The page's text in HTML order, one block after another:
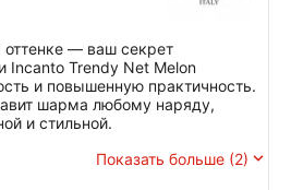
— ваш секрет
Incanto Trendy Net Melon
и повышенную практичность.
шарма любому наряду,
и стильной.
Показать больше (2)